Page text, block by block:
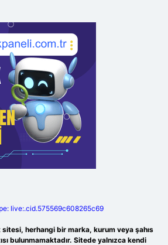
live:.cid.575569c608265c69
herhangi bir marka, kurum veya şahıs
bulunmamaktadır. Sitede yalnızca kendi